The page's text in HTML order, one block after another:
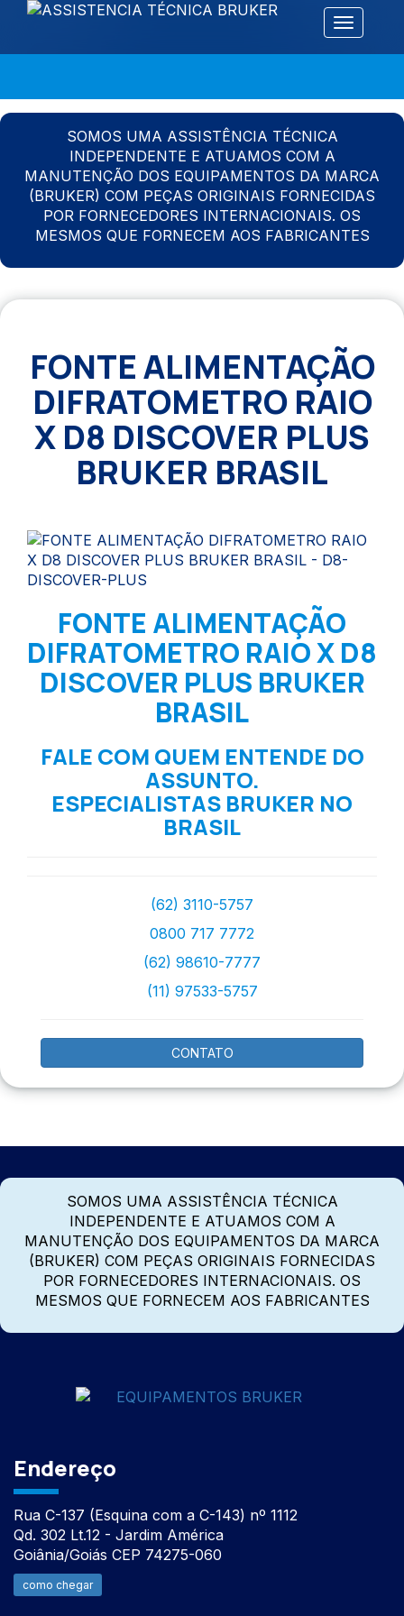
Alternar
SOMOS UMA ASSISTÊNCIA TÉCNICA
INDEPENDENTE E ATUAMOS COM A
MANUTENÇÃO DOS EQUIPAMENTOS DA MARCA
(BRUKER) COM PEÇAS ORIGINAIS FORNECIDAS
POR FORNECEDORES INTERNACIONAIS. OS
MESMOS QUE FORNECEM AOS FABRICANTES
FONTE ALIMENTAÇÃO
DIFRATOMETRO RAIO
X D8 DISCOVER PLUS
BRUKER BRASIL
FONTE ALIMENTAÇÃO
DIFRATOMETRO RAIO X D8
DISCOVER PLUS BRUKER
BRASIL
FALE COM QUEM ENTENDE DO
ASSUNTO.
ESPECIALISTAS BRUKER NO
BRASIL
(62) 3110-5757
0800 717 7772
(62) 98610-7777
(11) 97533-5757
CONTATO
SOMOS UMA ASSISTÊNCIA TÉCNICA
INDEPENDENTE E ATUAMOS COM A
MANUTENÇÃO DOS EQUIPAMENTOS DA MARCA
(BRUKER) COM PEÇAS ORIGINAIS FORNECIDAS
POR FORNECEDORES INTERNACIONAIS. OS
MESMOS QUE FORNECEM AOS FABRICANTES
Endereço
Rua C-137 (Esquina com a C-143) nº 1112
Qd. 302 Lt.12 - Jardim América
Goiânia/Goiás CEP 74275-060
como chegar